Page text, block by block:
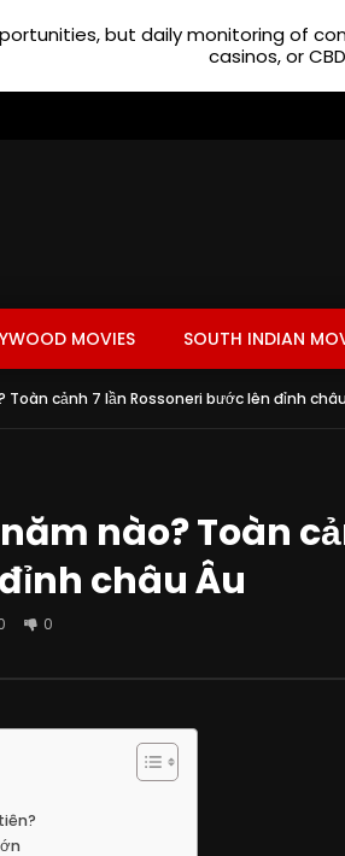
MOVIES SOUTH INDIAN
Toàn cảnh 7 lần Rossoneri bước lên đỉnh
nào? Toàn
châu Âu
0
but daily monitoring of
casinos, or